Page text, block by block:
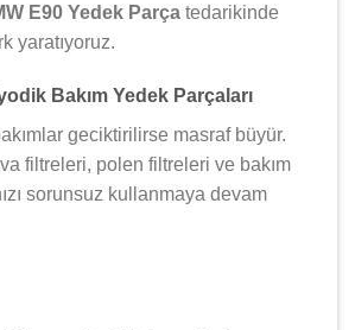
E90 Yedek Parça tedarikinde
yaratıyoruz.
Bakım Yedek Parçaları
geciktirilirse masraf büyür.
filtreleri, polen filtreleri ve bakım
sorunsuz kullanmaya devam